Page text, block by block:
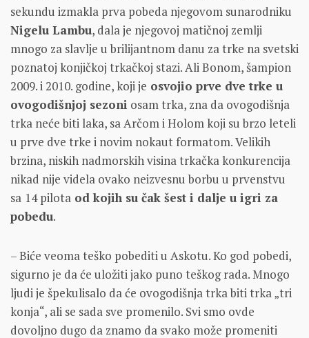
sekundu izmakla prva pobeda njegovom sunarodniku
Nigelu Lambu, dala je njegovoj matičnoj zemlji
mnogo za slavlje u brilijantnom danu za trke na svetski
poznatoj konjičkoj trkačkoj stazi. Ali Bonom, šampion
2009. i 2010. godine, koji je osvojio prve dve trke u
ovogodišnjoj sezoni osam trka, zna da ovogodišnja
trka neće biti laka, sa Arčom i Holom koji su brzo leteli
u prve dve trke i novim nokaut formatom. Velikih
brzina, niskih nadmorskih visina trkačka konkurencija
nikad nije videla ovako neizvesnu borbu u prvenstvu
sa 14 pilota od kojih su čak šest i dalje u igri za
pobedu.
– Biće veoma teško pobediti u Askotu. Ko god pobedi,
sigurno je da će uložiti jako puno teškog rada. Mnogo
ljudi je špekulisalo da će ovogodišnja trka biti trka „tri
konja“, ali se sada sve promenilo. Svi smo ovde
dovoljno dugo da znamo da svako može promeniti